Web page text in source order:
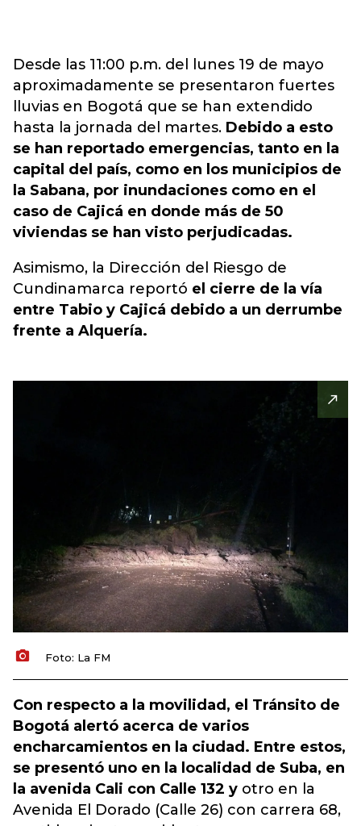
Desde las 11:00 p.m. del lunes 19 de mayo
aproximadamente se presentaron fuertes
lluvias en Bogotá que se han extendido
hasta la jornada del martes. Debido a esto
se han reportado emergencias, tanto en la
capital del país, como en los municipios de
la Sabana, por inundaciones como en el
caso de Cajicá en donde más de 50
viviendas se han visto perjudicadas.
Asimismo, la Dirección del Riesgo de
Cundinamarca reportó el cierre de la vía
entre Tabio y Cajicá debido a un derrumbe
frente a Alquería.
Foto: La FM
Con respecto a la movilidad, el Tránsito de
Bogotá alertó acerca de varios
encharcamientos en la ciudad. Entre estos,
se presentó uno en la localidad de Suba, en
la avenida Cali con Calle 132 y otro en la
Avenida El Dorado (Calle 26) con carrera 68,